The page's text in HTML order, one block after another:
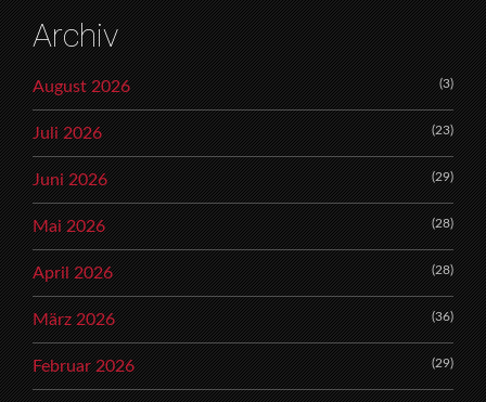
Archiv
August 2026 (3)
Juli 2026 (23)
Juni 2026 (29)
Mai 2026 (28)
April 2026 (28)
März 2026 (36)
Februar 2026 (29)